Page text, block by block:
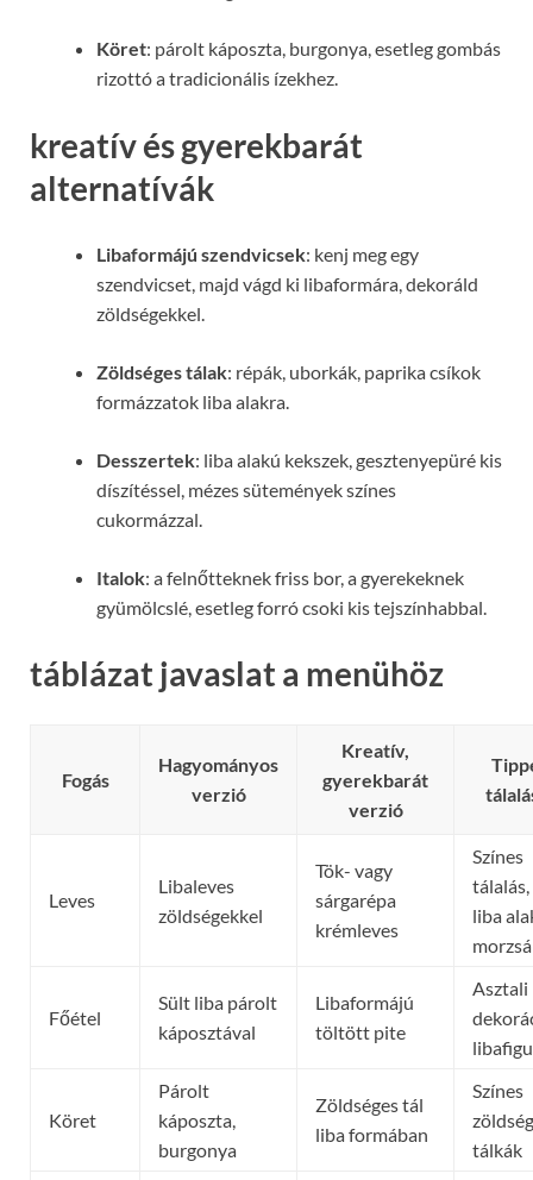
Köret: párolt káposzta, burgonya, esetleg gombás
rizottó a tradicionális ízekhez.
kreatív és gyerekbarát
alternatívák
Libaformájú szendvicsek: kenj meg egy
szendvicset, majd vágd ki libaformára, dekoráld
zöldségekkel.
Zöldséges tálak: répák, uborkák, paprika csíkok
formázzatok liba alakra.
Desszertek: liba alakú kekszek, gesztenyepüré kis
díszítéssel, mézes sütemények színes
cukormázzal.
Italok: a felnőtteknek friss bor, a gyerekeknek
gyümölcslé, esetleg forró csoki kis tejszínhabbal.
táblázat javaslat a menühöz
Fogás
Hagyományos
verzió
Kreatív,
gyerekbarát
verzió
Leves
Libaleves
zöldségekkel
Tök- vagy
sárgarépa
krémleves
Színes
tálalás,
liba
Főétel
Sült liba párolt
káposztával
Libaformájú
töltött pite
Asztali
Köret
Párolt
káposzta,
burgonya
Zöldséges tál
liba formában
Színes
tálkák